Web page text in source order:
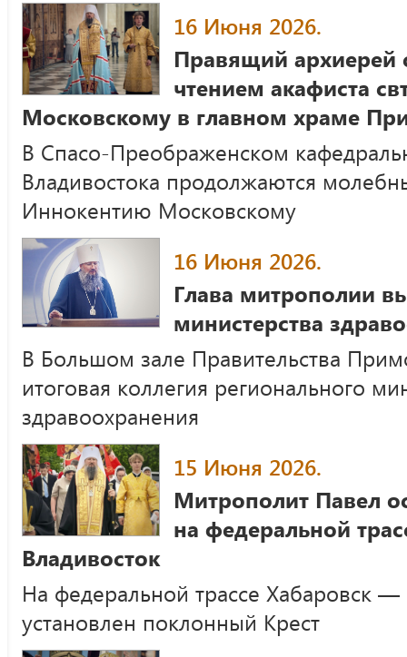
16 Июня 2026.
Правящий архиерей
чтением акафиста
Московскому в главном храме
В Спасо-Преображенском
Владивостока продолжаются
Иннокентию Московскому
16 Июня 2026.
Глава митрополии
министерства
В Большом зале Правительства
итоговая коллегия регионального
здравоохранения
15 Июня 2026.
Митрополит Павел
на федеральной
Владивосток
На федеральной трассе Хабаровск
установлен поклонный Крест